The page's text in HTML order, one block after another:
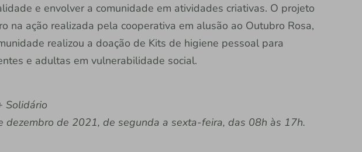
e envolver a comunidade em atividades criativas. O projeto
na ação realizada pela cooperativa em alusão ao Outubro Rosa,
realizou a doação de Kits de higiene pessoal para
e adultas em vulnerabilidade social.
Solidário
dezembro de 2021, de segunda a sexta-feira, das 08h às 17h.